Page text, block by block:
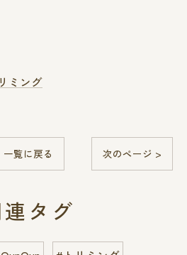
ミング
一覧に戻る 次のページ >
連タグ